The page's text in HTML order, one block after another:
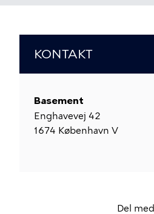
KONTAKT
Basement
Enghavevej 42
1674 København V
Del med